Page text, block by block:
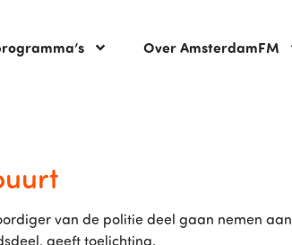
Over AmsterdamFM
van de politie deel gaan nemen
geeft toelichting.